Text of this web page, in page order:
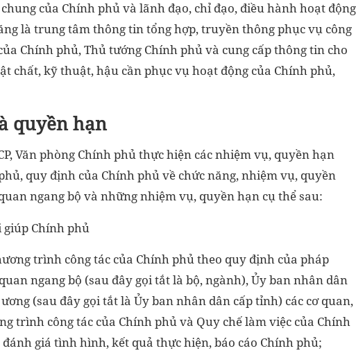
của Chính phủ và lãnh đạo, chỉ đạo, điều hành hoạt động
là trung tâm thông tin tổng hợp, truyền thông phục vụ công
Chính phủ, Thủ tướng Chính phủ và cung cấp thông tin cho
chất, kỹ thuật, hậu cần phục vụ hoạt động của Chính phủ,
quyền hạn
Văn phòng Chính phủ thực hiện các nhiệm vụ, quyền hạn
quy định của Chính phủ về chức năng, nhiệm vụ, quyền
ngang bộ và những nhiệm vụ, quyền hạn cụ thể sau:
giúp Chính phủ
trình công tác của Chính phủ theo quy định của pháp
ngang bộ (sau đây gọi tắt là bộ, ngành), Ủy ban nhân dân
(sau đây gọi tắt là Ủy ban nhân dân cấp tỉnh) các cơ quan,
trình công tác của Chính phủ và Quy chế làm việc của Chính
giá tình hình, kết quả thực hiện, báo cáo Chính phủ;